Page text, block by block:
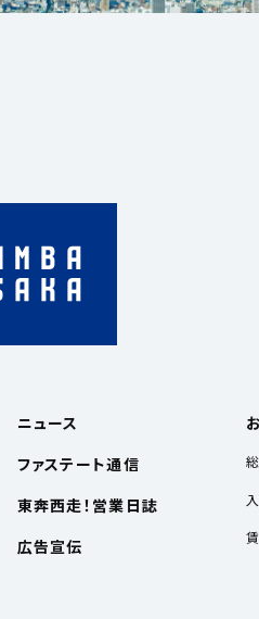
ニュース
ファステート通信
東奔西走！営業日誌
広告宣伝